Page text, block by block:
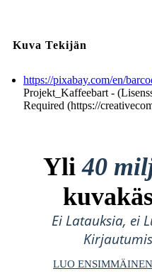
Kuva Tekijän
https://pixabay.com/en/
Projekt_Kaffeebart -
Required (https://
Yli40
Ei Latauksia, ei
LUO ENSIMMÄINEN